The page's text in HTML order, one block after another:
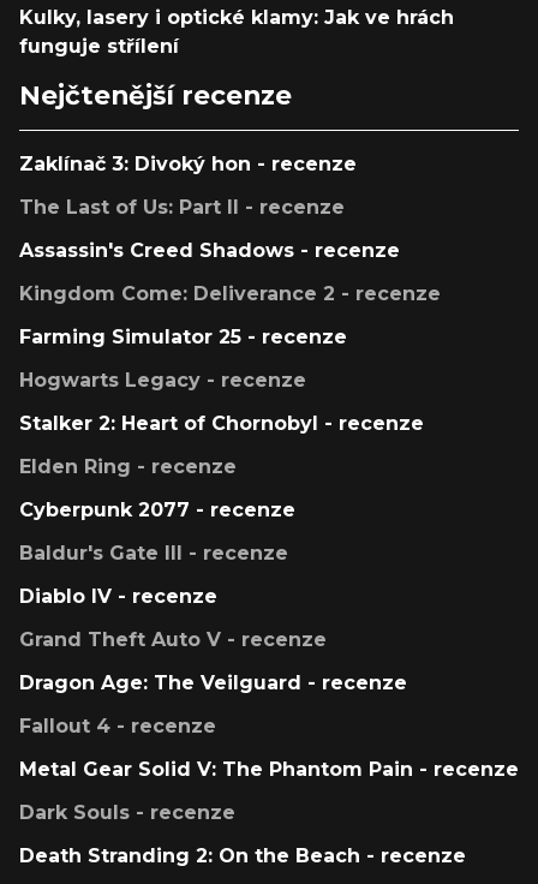
Kulky, lasery i optické klamy: Jak ve hrách
funguje střílení
Nejčtenější recenze
Zaklínač 3: Divoký hon - recenze
The Last of Us: Part II - recenze
Assassin's Creed Shadows - recenze
Kingdom Come: Deliverance 2 - recenze
Farming Simulator 25 - recenze
Hogwarts Legacy - recenze
Stalker 2: Heart of Chornobyl - recenze
Elden Ring - recenze
Cyberpunk 2077 - recenze
Baldur's Gate III - recenze
Diablo IV - recenze
Grand Theft Auto V - recenze
Dragon Age: The Veilguard - recenze
Fallout 4 - recenze
Metal Gear Solid V: The Phantom Pain - recenze
Dark Souls - recenze
Death Stranding 2: On the Beach - recenze